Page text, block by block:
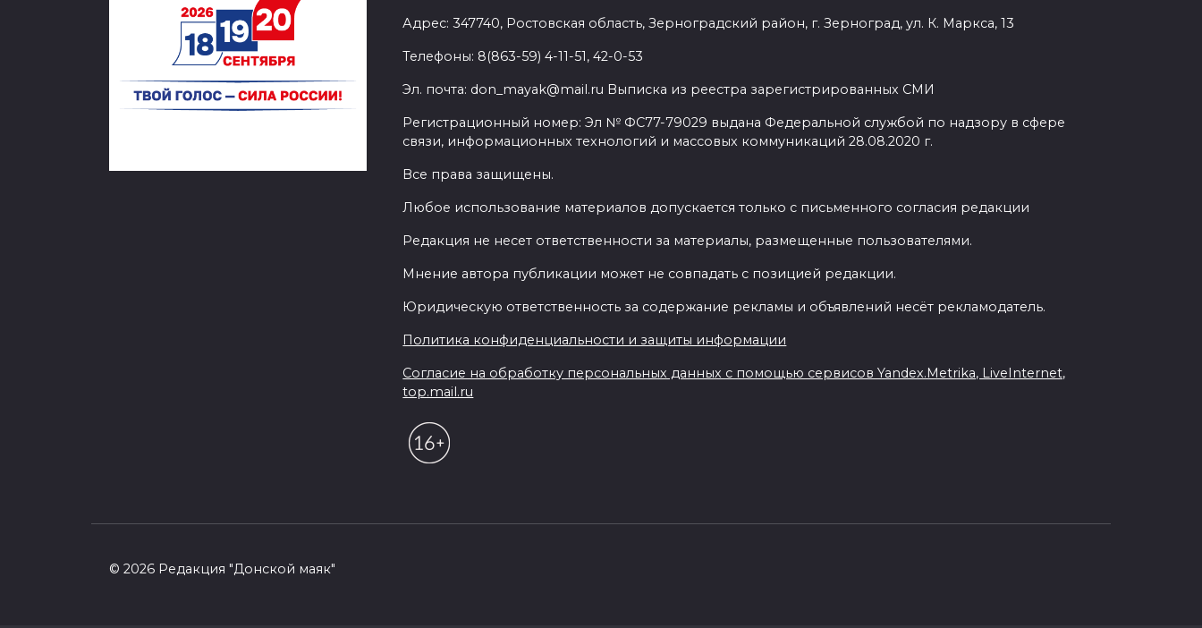
Адрес: 347740, Ростовская область, Зерноградский район, г. Зерноград, ул. К. Маркса, 13
Телефоны: 8(863-59) 4-11-51, 42-0-53
Эл. почта: don_mayak@mail.ru Выписка из реестра зарегистрированных СМИ
Регистрационный номер: Эл № ФС77-79029 выдана Федеральной службой по надзору в сфере
связи, информационных технологий и массовых коммуникаций 28.08.2020 г.
Все права защищены.
Любое использование материалов допускается только с письменного согласия редакции
Редакция не несет ответственности за материалы, размещенные пользователями.
Мнение автора публикации может не совпадать с позицией редакции.
Юридическую ответственность за содержание рекламы и объявлений несёт рекламодатель.
Политика конфиденциальности и защиты информации
Согласие на обработку персональных данных с помощью сервисов Yandex.Metrika, LiveInternet,
top.mail.ru
© 2026 Редакция "Донской маяк"